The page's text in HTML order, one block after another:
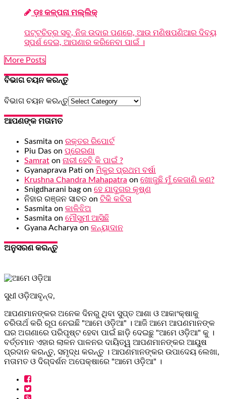
ଡ଼ଃ କଳ୍ପନା ମଲ୍ଲିକ୍‌
ପଟ୍ଟଚିତ୍ର ସବୁ, ନିଜ ଉଦାର ପଣରେ, ଆଉ ମଣିଷପଣିଆର ଦିବ୍ୟ
ସ୍ପର୍ଶ ଦେଇ, ଆପଣାର କରିନେବା ପାଇଁ ।
More Posts
ବିଭାଗ ଚୟନ କରନ୍ତୁ
ବିଭାଗ ଚୟନ କରନ୍ତୁ
ଆପଣଙ୍କ ମତାମତ
Sasmita on ରକ୍ତର ରିପୋର୍ଟ
Piu Das on ପ୍ରେରଣା
Samrat on ନାରୀ ହେବି କି ପାଇଁ ?
Gyanaprava Pati on ମିକୁର ପ୍ରଥମ ବର୍ଷା
Krushna Chandra Mahapatra on ଖୋଜୁଛି ମୁଁ କେଜାଣି କଣ?
Snigdharani bag on ହେ ଯାଦୁଗର କୃଷ୍ଣ
ନିହାର ରଞ୍ଜନ ସାବତ on ଟିକି କବିତା
Sasmita on କାଳିଝିଅ
Sasmita on ମୌସୁମୀ ଆସିଛି
Gyana Acharya on କନ୍ୟାଦାନ
ଅନୁସରଣ କରନ୍ତୁ
ସୁଧୀ ଓଡ଼ିଆବୃନ୍ଦ,
ଆପଣମାନଙ୍କର ଅନେକ ଦିନରୁ ଥିବା ସୁପ୍ତ ଆଶା ଓ ଆକାଂକ୍ଷାକୁ
ଚରିତାର୍ଥ କରି ରୂପ ନେଇଛି "ଆମେ ଓଡ଼ିଆ" । ଆଜି ଆମେ ଆପଣମାନଙ୍କ
ଘର ଅଗଣାରେ ପରିପୃଷ୍ଟ ହେବା ପାଇଁ ଛାଡ଼ି ଦେଇଛୁ "ଆମେ ଓଡ଼ିଆ" କୁ ।
ବର୍ତ୍ତମାନ ଏହାର ଲାଳନ ପାଳନର ଦାୟିତ୍ୱ ଆପଣମାନଙ୍କର ଆୟୁଷ
ପ୍ରଦାନ କରନ୍ତୁ, ସମୃଦ୍ଧ କରନ୍ତୁ । ଆପଣମାନଙ୍କର ଉପାଦେୟ ଲେଖା,
ମତାମତ ଓ ଦିଗ୍ଦର୍ଶନ ଅପେକ୍ଷାରେ "ଆମେ ଓଡ଼ିଆ" ।